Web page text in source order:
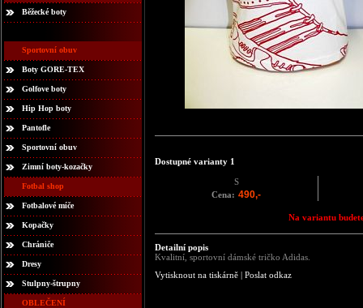
Běžecké boty
Sportovní obuv
Boty GORE-TEX
Golfove boty
Hip Hop boty
Pantofle
Sportovní obuv
Zimní boty-kozačky
Fotbal shop
Fotbalové míče
Kopačky
Chrániče
Dresy
Stulpny-štrupny
OBLEČENÍ
Dostupné varianty 1
S
Cena: 490,-
Na variantu
Detailní popis
Kvalitní, sportovní dámské tričko Adidas.
Vytisknout na tiskárně | Poslat odkaz